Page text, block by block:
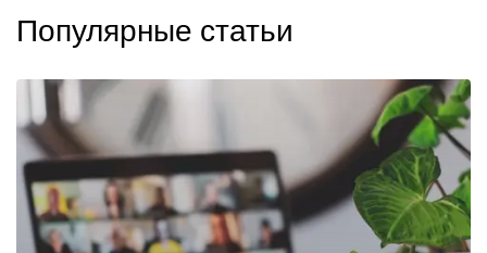
Популярные статьи